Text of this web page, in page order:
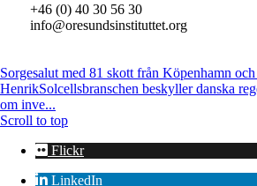
+46 (0) 40 30 56 30
info@oresundsinstituttet.org
Sorgesalut med 81 skott från Köpenhamn
HenrikSolcellsbranschen beskyller danska
om inve...
Scroll to top
Flickr
LinkedIn